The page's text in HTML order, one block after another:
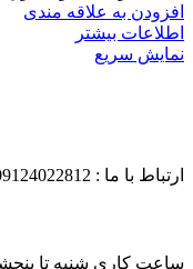
افزودن به علاقه مندی
اطلاعات بیشتر
نمایش سریع
ارتباط با ما : 09124022812
ساعت کاری شنبه تا پنجشنبه ۸